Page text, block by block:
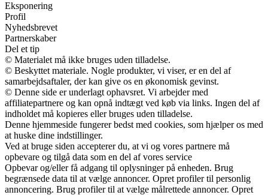
Eksponering
Profil
Nyhedsbrevet
Partnerskaber
Del et tip
© Materialet må ikke bruges uden tilladelse.
© Beskyttet materiale. Nogle produkter, vi viser, er en del af
samarbejdsaftaler, der kan give os en økonomisk gevinst.
© Denne side er underlagt ophavsret. Vi arbejder med
affiliatepartnere og kan opnå indtægt ved køb via links. Ingen del af
indholdet må kopieres eller bruges uden tilladelse.
Denne hjemmeside fungerer bedst med cookies, som hjælper os med
at huske dine indstillinger.
Ved at bruge siden accepterer du, at vi og vores partnere må
opbevare og tilgå data som en del af vores service
Opbevar og/eller få adgang til oplysninger på enheden. Brug
begrænsede data til at vælge annoncer. Opret profiler til personlig
annoncering. Brug profiler til at vælge målrettede annoncer. Opret